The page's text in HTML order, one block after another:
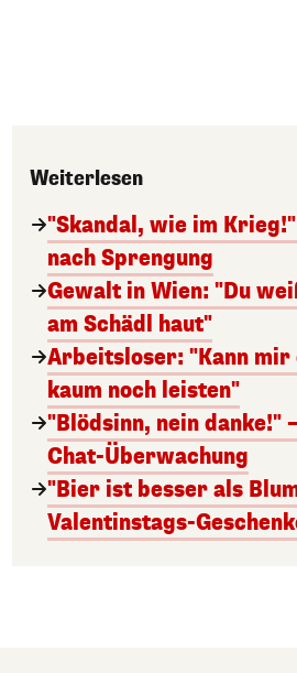
Weiterlesen
"Skandal, wie im
nach Sprengung
Gewalt in Wien: "Du
am Schädl haut"
Arbeitsloser: "Kann mir
kaum noch leisten"
"Blödsinn, nein danke!"
Chat-Überwachung
"Bier ist besser als
Valentinstags-